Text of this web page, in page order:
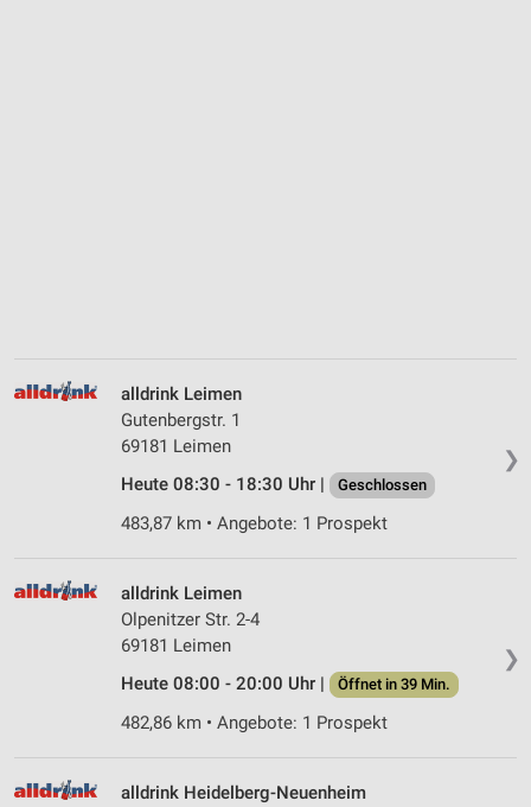
❯
alldrink Leimen
Gutenbergstr. 1
69181 Leimen
Heute 08:30 - 18:30 Uhr |
Geschlossen
483,87 km • Angebote: 1 Prospekt
❯
alldrink Leimen
Olpenitzer Str. 2-4
69181 Leimen
Heute 08:00 - 20:00 Uhr |
Öffnet in 39 Min.
482,86 km • Angebote: 1 Prospekt
alldrink Heidelberg-Neuenheim